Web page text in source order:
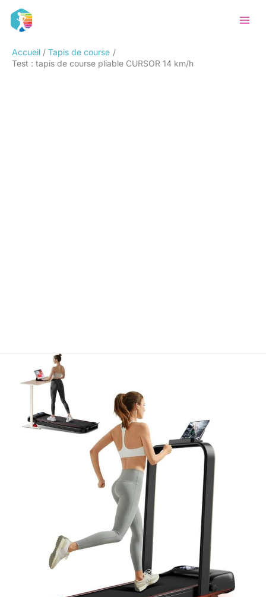
Accueil
Tapis de course
Test : tapis de course pliable CURSOR 14 km/h
Rechercher